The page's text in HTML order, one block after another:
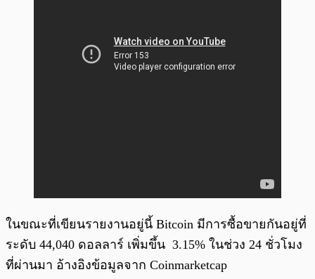
ในขณะที่เขียนรายงานอยู่นี้ Bitcoin มีการซื้อขายกันอยู่ที่
ระดับ 44,040 ดอลลาร์ เพิ่มขึ้น 3.15% ในช่วง 24 ชั่วโมง
ที่ผ่านมา อ้างอิงข้อมูลจาก Coinmarketcap